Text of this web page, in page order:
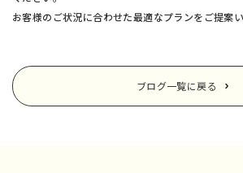
お客様のご状況に合わせた最適なプランをご提案い
ブログ一覧に戻る